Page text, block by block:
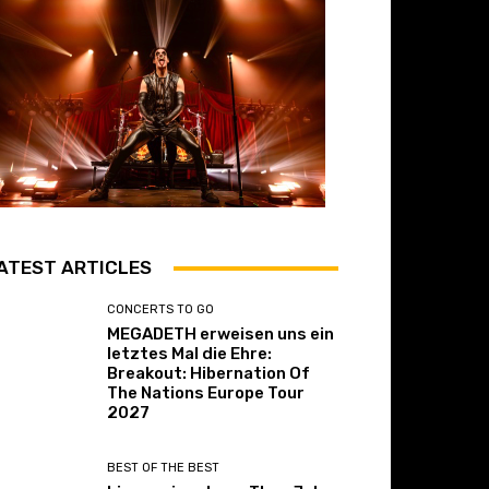
ARTICLES
CONCERTS TO GO
MEGADETH erweisen uns ein
letztes Mal die Ehre:
Breakout: Hibernation Of
The Nations Europe Tour
2027
BEST OF THE BEST